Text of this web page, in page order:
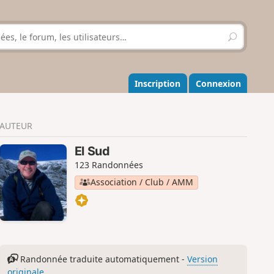
R
e
h
e
r
r
Inscription Connexion
AUTEUR
El Sud
123 Randonnées
Association / Club / AMM
Randonnée traduite automatiquement -Version
originale